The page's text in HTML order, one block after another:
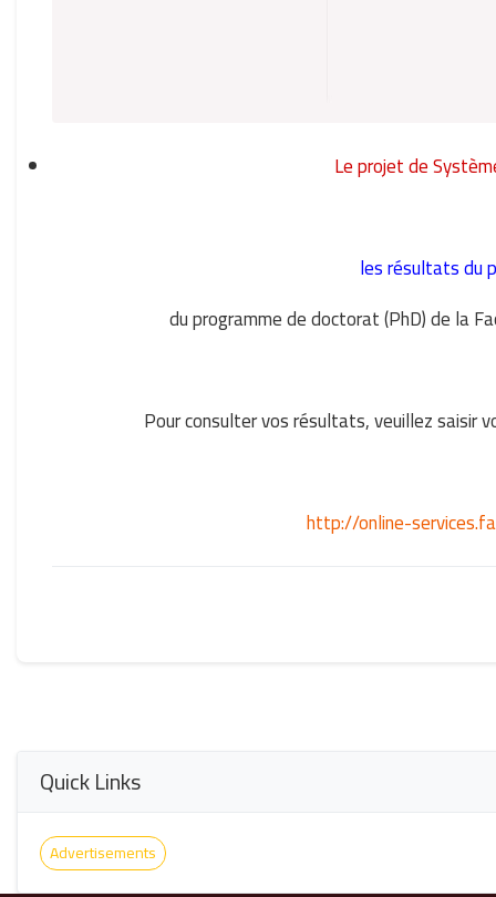
Le projet de
les résultats du
du programme de doctorat (PhD) de la
Pour consulter vos résultats, veuillez saisir
http://online-
Quick Links
Advertisements